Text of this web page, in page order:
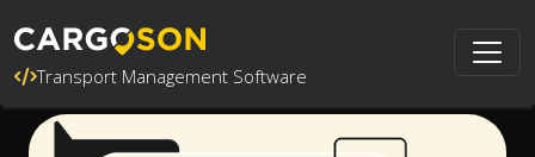
Transport Management Software